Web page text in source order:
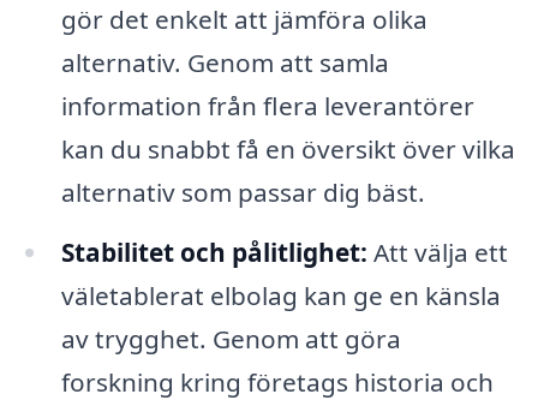
gör det enkelt att jämföra olika
alternativ. Genom att samla
information från flera leverantörer
kan du snabbt få en översikt över vilka
alternativ som passar dig bäst.
Stabilitet och pålitlighet: Att välja ett
väletablerat elbolag kan ge en känsla
av trygghet. Genom att göra
forskning kring företags historia och